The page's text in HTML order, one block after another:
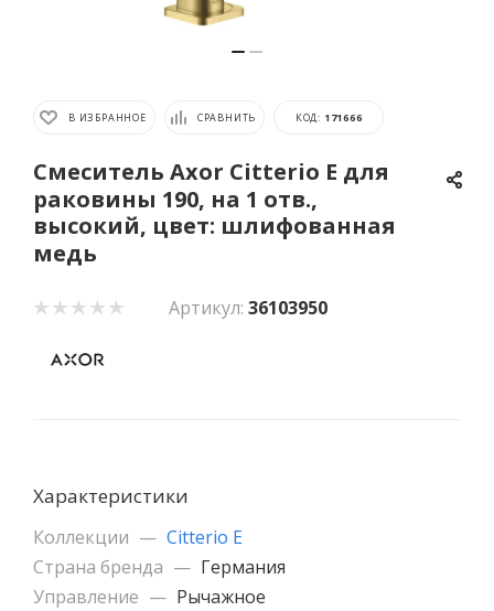
В ИЗБРАННОЕ СРАВНИТЬ КОД: 171666
Смеситель Axor Citterio E для
раковины 190, на 1 отв.,
высокий, цвет: шлифованная
медь
Артикул: 36103950
Характеристики
Коллекции — Citterio E
Страна бренда — Германия
Управление — Рычажное